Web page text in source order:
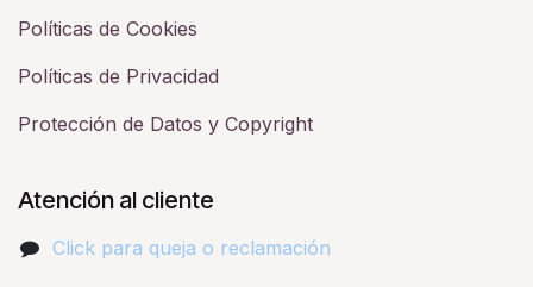
Políticas de Cookies
Políticas de Privacidad
Protección de Datos y Copyright
Atención al cliente
Click para queja o reclamación​